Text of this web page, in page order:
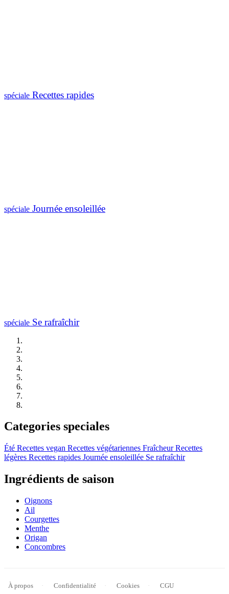
spéciale Recettes rapides
spéciale Journée ensoleillée
spéciale Se rafraîchir
Categories speciales
Été Recettes vegan Recettes végétariennes Fraîcheur Recettes
légères Recettes rapides Journée ensoleillée Se rafraîchir
Ingrédients de saison
Oignons
Ail
Courgettes
Menthe
Origan
Concombres
À propos Confidentialité Cookies CGU